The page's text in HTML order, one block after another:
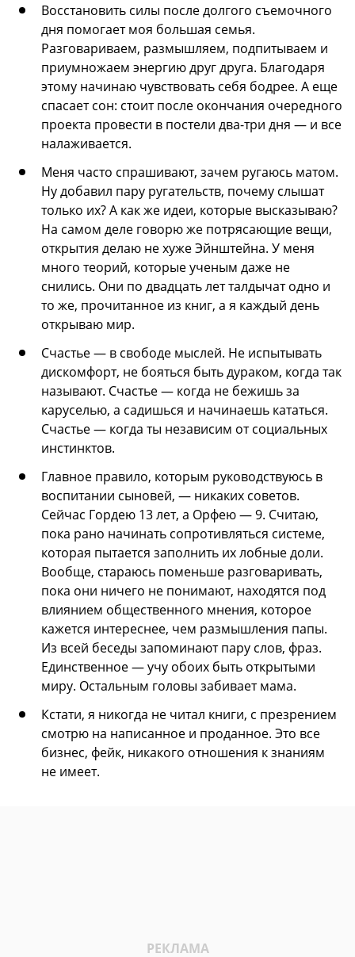
Восстановить силы после долгого съемочного
дня помогает моя большая семья.
Разговариваем, размышляем, подпитываем и
приумножаем энергию друг друга. Благодаря
этому начинаю чувствовать себя бодрее. А еще
спасает сон: стоит после окончания очередного
проекта провести в постели два-три дня — и все
налаживается.
Меня часто спрашивают, зачем ругаюсь матом.
Ну добавил пару ругательств, почему слышат
только их? А как же идеи, которые высказываю?
На самом деле говорю же потрясающие вещи,
открытия делаю не хуже Эйнштейна. У меня
много теорий, которые ученым даже не
снились. Они по двадцать лет талдычат одно и
то же, прочитанное из книг, а я каждый день
открываю мир.
Счастье — в свободе мыслей. Не испытывать
дискомфорт, не бояться быть дураком, когда так
называют. Счастье — когда не бежишь за
каруселью, а садишься и начинаешь кататься.
Счастье — когда ты независим от социальных
инстинктов.
Главное правило, которым руководствуюсь в
воспитании сыновей, — никаких советов.
Сейчас Гордею 13 лет, а Орфею — 9. Считаю,
пока рано начинать сопротивляться системе,
которая пытается заполнить их лобные доли.
Вообще, стараюсь поменьше разговаривать,
пока они ничего не понимают, находятся под
влиянием общественного мнения, которое
кажется интереснее, чем размышления папы.
Из всей беседы запоминают пару слов, фраз.
Единственное — учу обоих быть открытыми
миру. Остальным головы забивает мама.
Кстати, я никогда не читал книги, с презрением
смотрю на написанное и проданное. Это все
бизнес, фейк, никакого отношения к знаниям
не имеет.